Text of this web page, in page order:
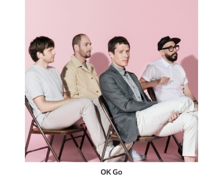
OK Go